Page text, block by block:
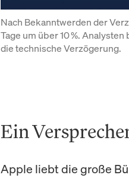
Nach Bekanntwerden der
Tage um über 10 %.
die technische Verzögerung.
Ein
Apple liebt die große